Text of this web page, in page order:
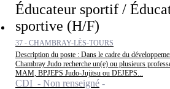
Éducateur sportif /
sportive (H/F)
37 - CHAMBRAY-LÈS-TOURS
Description du poste : Dans le cadre du
Chambray Judo recherche un(e) ou plusieurs
MAM, BPJEPS Judo-Jujitsu ou DEJEPS...
CDI - Non renseigné